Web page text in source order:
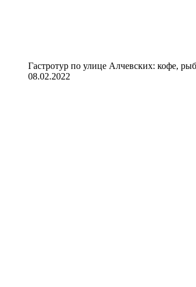
Гастротур по улице Алчевских: кофе,
08.02.2022